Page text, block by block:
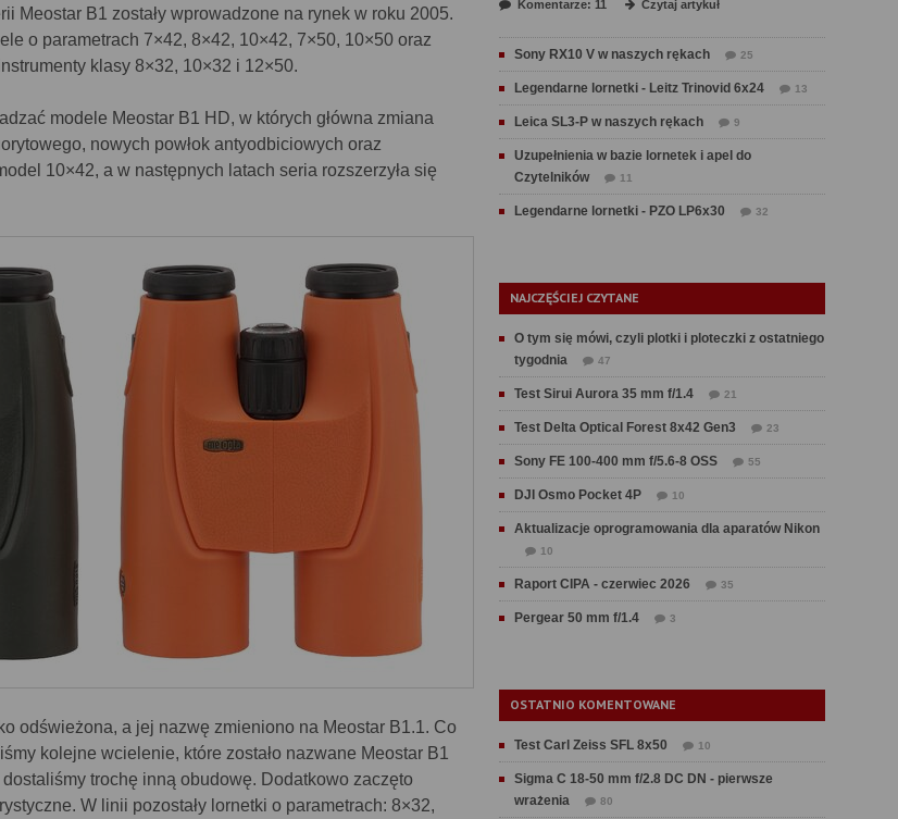
Meostar B1 zostały wprowadzone na rynek w roku 2005.
o parametrach 7×42, 8×42, 10×42, 7×50, 10×50 oraz
klasy 8×32, 10×32 i 12×50.
modele Meostar B1 HD, w których główna zmiana
nowych powłok antyodbiciowych oraz
10×42, a w następnych latach seria rozszerzyła się
odświeżona, a jej nazwę zmieniono na Meostar B1.1. Co
kolejne wcielenie, które zostało nazwane Meostar B1
trochę inną obudowę. Dodatkowo zaczęto
W linii pozostały lornetki o parametrach: 8×32,
Komentarze: 11 Czytaj artykuł
Sony RX10 V w naszych rękach 25
Legendarne lornetki - Leitz Trinovid 6x24 13
Leica SL3-P w naszych rękach 9
Uzupełnienia w bazie lornetek i apel do
Czytelników
11
Legendarne lornetki - PZO LP6x30 32
NAJCZĘŚCIEJ CZYTANE
O tym się mówi, czyli plotki i ploteczki z ostatniego
tygodnia
47
Test Sirui Aurora 35 mm f/1.4 21
Test Delta Optical Forest 8x42 Gen3 23
Sony FE 100-400 mm f/5.6-8 OSS 55
DJI Osmo Pocket 4P 10
Aktualizacje oprogramowania dla aparatów Nikon
10
Raport CIPA - czerwiec 2026 35
Pergear 50 mm f/1.4 3
OSTATNIO KOMENTOWANE
Test Carl Zeiss SFL 8x50 10
Sigma C 18-50 mm f/2.8 DC DN - pierwsze
wrażenia
80